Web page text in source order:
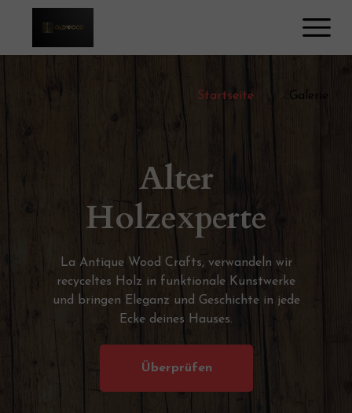
Startseite Galerie
Alter
Holzexperte
La Antique Wood Crafts, verwandeln wir
recyceltes Holz in funktionale Kunstwerke
und bringen Eleganz und Geschichte in jede
Ecke deines Hauses.
Überprüfen